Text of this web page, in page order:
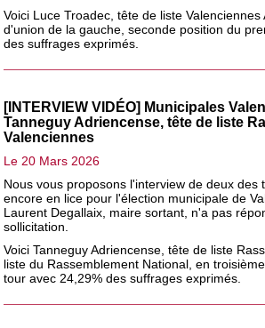
Voici Luce Troadec, tête de liste
d'union de la gauche, seconde position du
des suffrages exprimés.
[INTERVIEW VIDÉO] Municipales
Tanneguy Adriencense, tête de liste
Valenciennes
Le 20 Mars 2026
Nous vous proposons l'interview de deux des
encore en lice pour l'élection municipale de
Laurent Degallaix, maire sortant, n'a pas
sollicitation.
Voici Tanneguy Adriencense, tête de liste
liste du Rassemblement National, en
tour avec 24,29% des suffrages exprimés.